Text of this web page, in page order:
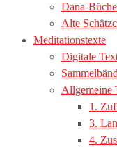
Dana-
Alte
Meditationstexte
Digitale
Allgemeine
1.
3.
4.